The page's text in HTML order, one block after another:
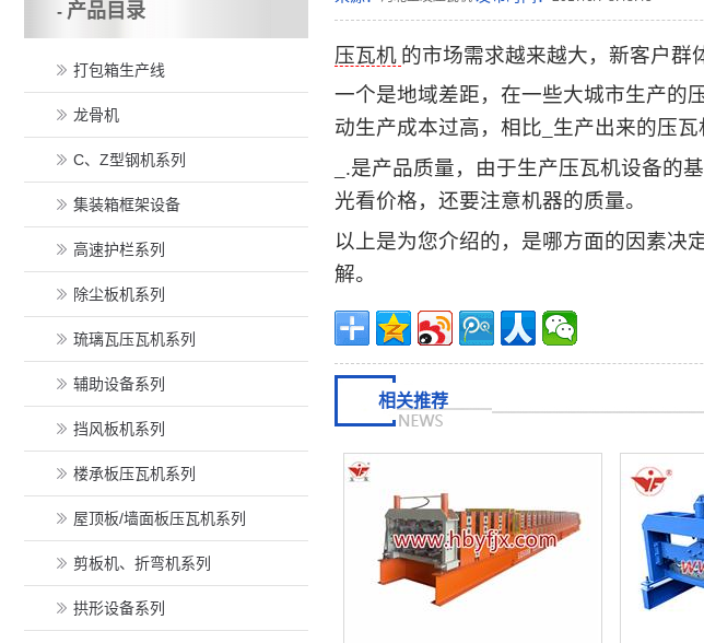
压瓦机 的市场需求越来越大，新客户群
一个是地域差距，在一些大城市生产的
动生产成本过高，相比_生产出来的压瓦
_.是产品质量，由于生产压瓦机设备的
光看价格，还要注意机器的质量。
以上是为您介绍的，是哪方面的因素决
解。
相关推荐
- 产品目录
打包箱生产线
龙骨机
C、Z型钢机系列
集装箱框架设备
高速护栏系列
除尘板机系列
琉璃瓦压瓦机系列
辅助设备系列
挡风板机系列
楼承板压瓦机系列
屋顶板/墙面板压瓦机系列
剪板机、折弯机系列
拱形设备系列